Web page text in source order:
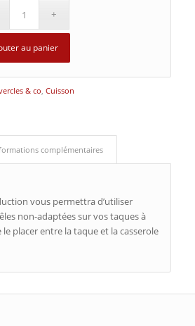
au panier
& co, Cuisson
complémentaires
vous permettra d’utiliser
non-adaptées sur vos taques à
placer entre la taque et la casserole